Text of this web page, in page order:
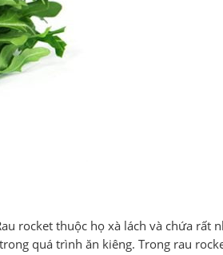
rocket thuộc họ xà lách và chứa rất
quá trình ăn kiêng. Trong rau